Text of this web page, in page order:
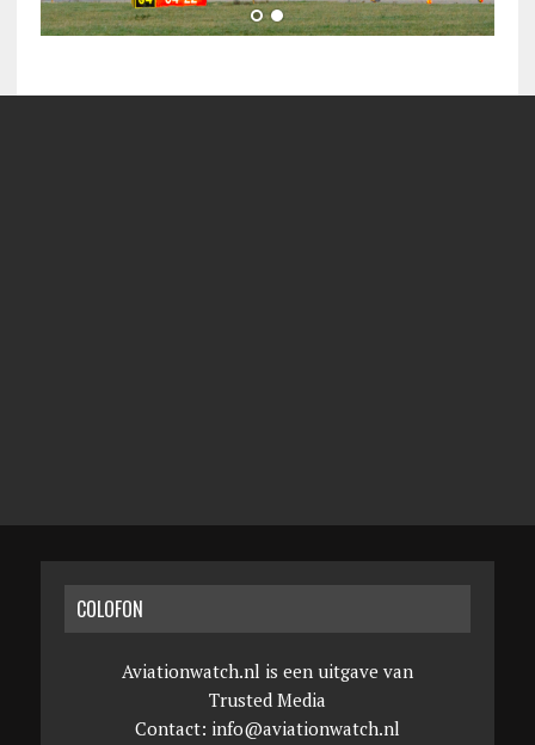
COLOFON
Aviationwatch.nl is een uitgave van
Trusted Media
Contact: info@aviationwatch.nl